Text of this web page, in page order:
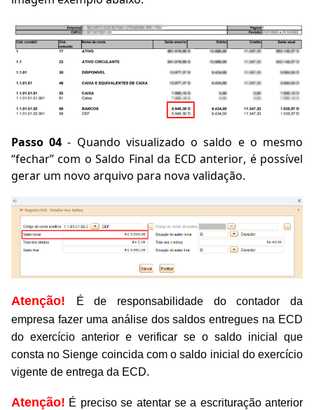
Passo 04 - Quando visualizado o saldo e o mesmo
“fechar” com o Saldo Final da ECD anterior, é possível
gerar um novo arquivo para nova validação.
Atenção! É
de responsabilidade do contador da
empresa fazer uma análise dos saldos entregues na ECD
do exercício anterior e verificar se o saldo inicial que
consta no Sienge coincida com o saldo inicial do exercício
vigente de entrega da ECD.
Atenção! É preciso se atentar se a escrituração anterior